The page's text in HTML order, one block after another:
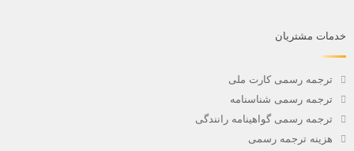
خدمات مشتریان
ترجمه رسمی کارت ملی
ترجمه رسمی شناسنامه
ترجمه رسمی گواهینامه رانندگی
هزینه ترجمه رسمی